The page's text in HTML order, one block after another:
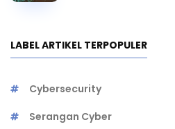
LABEL ARTIKEL TERPOPULER
Cybersecurity
Serangan Cyber